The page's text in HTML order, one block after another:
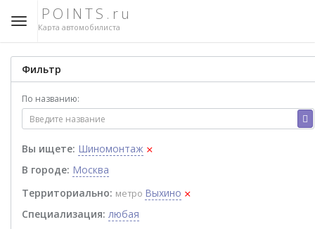
POINTS.ru
Карта автомобилиста
Фильтр
По названию:
Вы ищете: Шиномонтаж ×
В городе: Москва
Территориально: метро Выхино ×
Специализация: любая